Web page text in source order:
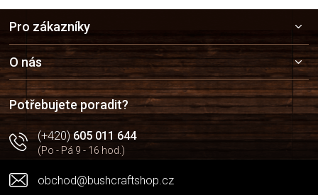
a
t
í
Pro zákazníky
O nás
Potřebujete poradit?
(+420)605 011 644
(Po - Pá 9 - 16 hod.)
obchod@bushcraftshop.cz